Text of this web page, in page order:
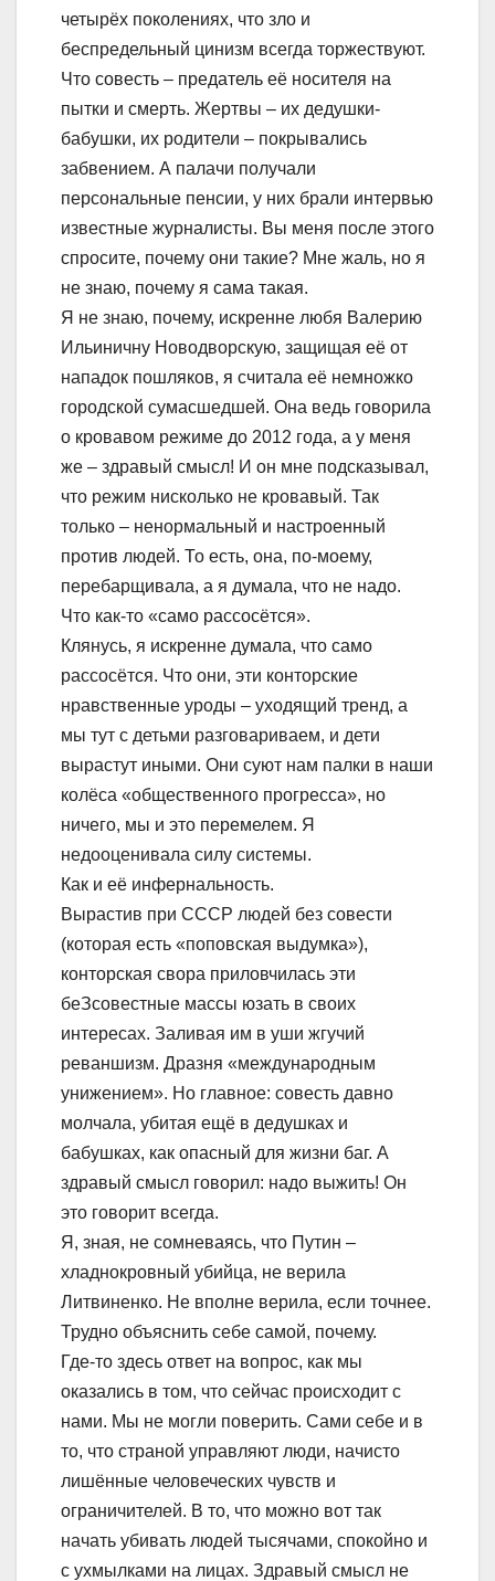
четырёх поколениях, что зло и
беспредельный цинизм всегда торжествуют.
Что совесть – предатель её носителя на
пытки и смерть. Жертвы – их дедушки-
бабушки, их родители – покрывались
забвением. А палачи получали
персональные пенсии, у них брали интервью
известные журналисты. Вы меня после этого
спросите, почему они такие? Мне жаль, но я
не знаю, почему я сама такая.
Я не знаю, почему, искренне любя Валерию
Ильиничну Новодворскую, защищая её от
нападок пошляков, я считала её немножко
городской сумасшедшей. Она ведь говорила
о кровавом режиме до 2012 года, а у меня
же – здравый смысл! И он мне подсказывал,
что режим нисколько не кровавый. Так
только – ненормальный и настроенный
против людей. То есть, она, по-моему,
перебарщивала, а я думала, что не надо.
Что как-то «само рассосётся».
Клянусь, я искренне думала, что само
рассосётся. Что они, эти конторские
нравственные уроды – уходящий тренд, а
мы тут с детьми разговариваем, и дети
вырастут иными. Они суют нам палки в наши
колёса «общественного прогресса», но
ничего, мы и это перемелем. Я
недооценивала силу системы.
Как и её инфернальность.
Вырастив при СССР людей без совести
(которая есть «поповская выдумка»),
конторская свора приловчилась эти
беЗсовестные массы юзать в своих
интересах. Заливая им в уши жгучий
реваншизм. Дразня «международным
унижением». Но главное: совесть давно
молчала, убитая ещё в дедушках и
бабушках, как опасный для жизни баг. А
здравый смысл говорил: надо выжить! Он
это говорит всегда.
Я, зная, не сомневаясь, что Путин –
хладнокровный убийца, не верила
Литвиненко. Не вполне верила, если точнее.
Трудно объяснить себе самой, почему.
Где-то здесь ответ на вопрос, как мы
оказались в том, что сейчас происходит с
нами. Мы не могли поверить. Сами себе и в
то, что страной управляют люди, начисто
лишённые человеческих чувств и
ограничителей. В то, что можно вот так
начать убивать людей тысячами, спокойно и
с ухмылками на лицах. Здравый смысл не